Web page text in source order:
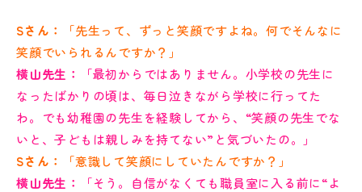
Sさん：
「先生って、ずっと笑顔ですよね。何でそんなに
笑顔でいられるんですか？」
横山先生：
「最初からではありません。小学校の先生に
なったばかりの頃は、毎日泣きながら学校に行ってた
わ。でも幼稚園の先生を経験してから、“笑顔の先生でな
いと、子どもは親しみを持てない”と気づいたの。」
Sさん：
「意識して笑顔にしていたんですか？」
横山先生：
「そう。自信がなくても職員室に入る前に“よ